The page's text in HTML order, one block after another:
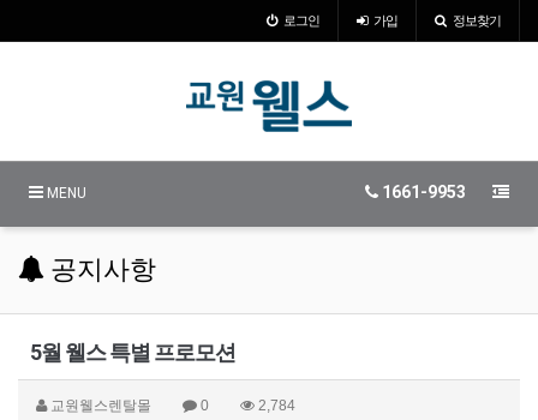
로그인 가입 정보찾기
MENU 1661-9953
공지사항
5월 웰스 특별 프로모션
교원웰스렌탈몰 0 2,784